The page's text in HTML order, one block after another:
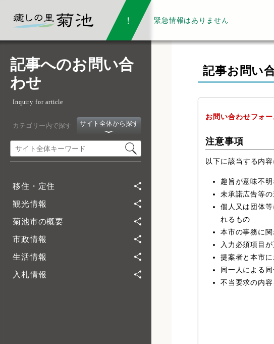
緊急情報はありません
記事へのお問い合
わせ
Inquiry for article
カテゴリー内で探す サイト全体から探す
移住・定住
観光情報
菊池市の概要
市政情報
生活情報
入札情報
記事お問い
お問い合わせフォ
注意事項
以下に該当する内
趣旨が意味不
未承諾広告等
個人又は団体
れるもの
本市の事務に
入力必須項目
提案者と本市
同一人による
不当要求の内